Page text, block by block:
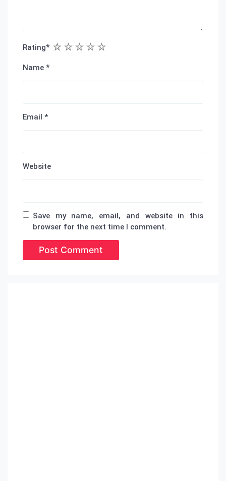
Rating* 5
4
3
2
1
Name *
Email *
Website
Save my name, email, and website in this
browser for the next time I comment.